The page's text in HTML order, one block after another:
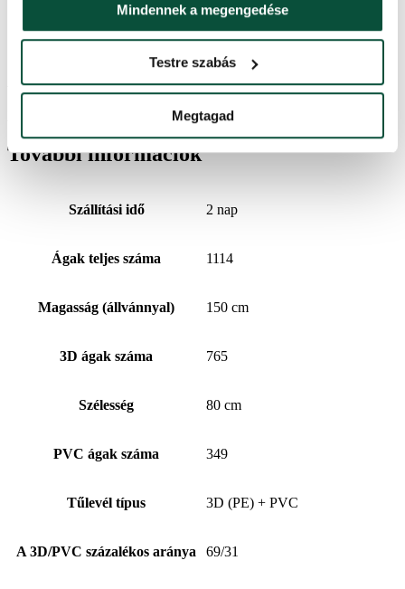
Mindennek a megengedése
Testre szabás
Megtagad
Csomag 1 110x26x24
Ártörténet
Az elmúlt 30 napban a legalacsonyabb ár
További információk
Szállítási idő 2 nap
Ágak teljes száma 1114
Magasság (állvánnyal) 150 cm
3D ágak száma 765
Szélesség 80 cm
PVC ágak száma 349
Tűlevél típus 3D (PE) + PVC
A 3D/PVC százalékos aránya 69/31